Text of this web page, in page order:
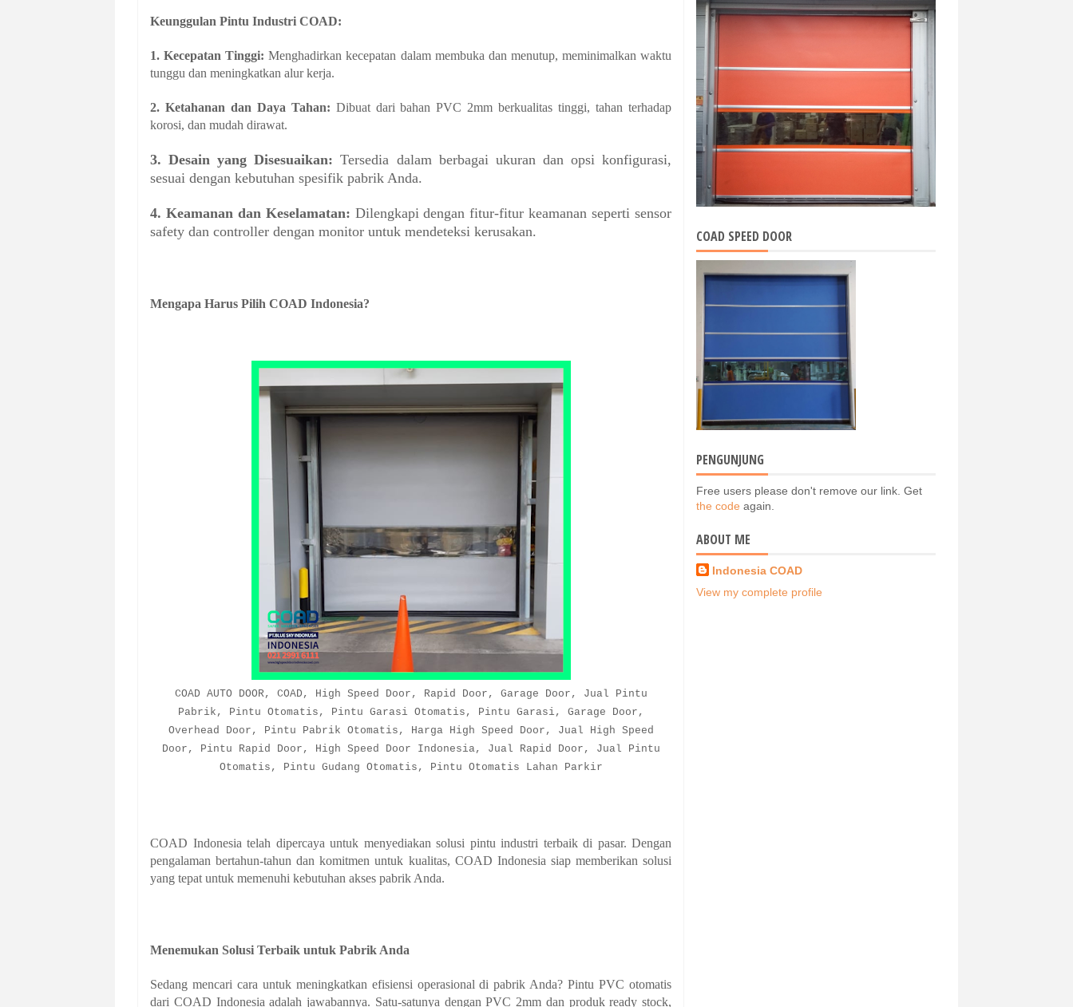
Keunggulan Pintu Industri COAD:
1. Kecepatan Tinggi: Menghadirkan kecepatan dalam membuka dan menutup, meminimalkan waktu
tunggu dan meningkatkan alur kerja.
2. Ketahanan dan Daya Tahan: Dibuat dari bahan PVC 2mm berkualitas tinggi, tahan terhadap
korosi, dan mudah dirawat.
3. Desain yang Disesuaikan: Tersedia dalam berbagai ukuran dan opsi konfigurasi,
sesuai dengan kebutuhan spesifik pabrik Anda.
4. Keamanan dan Keselamatan: Dilengkapi dengan fitur-fitur keamanan seperti sensor
safety dan controller dengan monitor untuk mendeteksi kerusakan.
Mengapa Harus Pilih COAD Indonesia?
COAD AUTO DOOR, COAD, High Speed Door, Rapid Door, Garage Door, Jual Pintu
Pabrik, Pintu Otomatis, Pintu Garasi Otomatis, Pintu Garasi, Garage Door,
Overhead Door, Pintu Pabrik Otomatis, Harga High Speed Door, Jual High Speed
Door, Pintu Rapid Door, High Speed Door Indonesia, Jual Rapid Door, Jual Pintu
Otomatis, Pintu Gudang Otomatis, Pintu Otomatis Lahan Parkir
COAD Indonesia telah dipercaya untuk menyediakan solusi pintu industri terbaik di pasar. Dengan
pengalaman bertahun-tahun dan komitmen untuk kualitas, COAD Indonesia siap memberikan solusi
yang tepat untuk memenuhi kebutuhan akses pabrik Anda.
Menemukan Solusi Terbaik untuk Pabrik Anda
Sedang mencari cara untuk meningkatkan efisiensi operasional di pabrik Anda? Pintu PVC otomatis
dari COAD Indonesia adalah jawabannya. Satu-satunya dengan PVC 2mm dan produk ready stock,
COAD SPEED DOOR
PENGUNJUNG
Free users please don't remove our link. Get
the code again.
ABOUT ME
Indonesia COAD
View my complete profile